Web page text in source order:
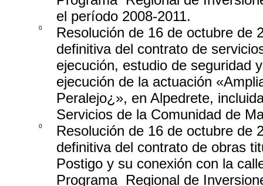
el período 2008-2011.
0
Resolución de 16 de octubre de
definitiva del contrato de
ejecución, estudio de seguridad
ejecución de la actuación
Peralejo¿», en Alpedrete,
Servicios de la Comunidad de
0
Resolución de 16 de octubre de
definitiva del contrato de obras
Postigo y su conexión con la
Programa ­ Regional de